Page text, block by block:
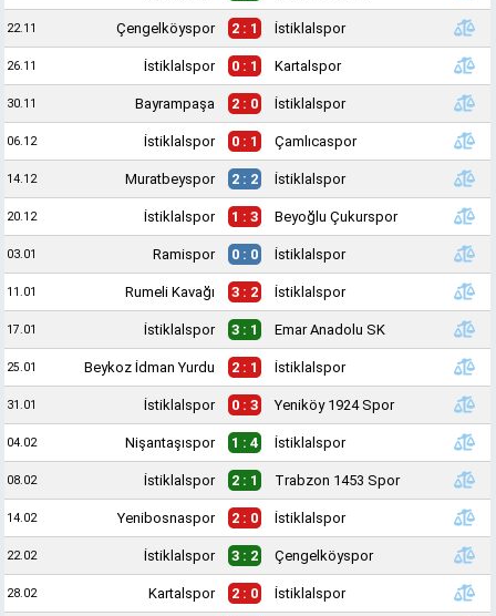
22.11 Çengelköyspor 2 : 1 İstiklalspor
26.11 İstiklalspor 0 : 1 Kartalspor
30.11 Bayrampaşa 2 : 0 İstiklalspor
06.12 İstiklalspor 0 : 1 Çamlıcaspor
14.12 Muratbeyspor 2 : 2 İstiklalspor
20.12 İstiklalspor 1 : 3 Beyoğlu Çukurspor
03.01 Ramispor 0 : 0 İstiklalspor
11.01 Rumeli Kavağı 3 : 2 İstiklalspor
17.01 İstiklalspor 3 : 1 Emar Anadolu SK
25.01 Beykoz İdman Yurdu 2 : 1 İstiklalspor
31.01 İstiklalspor 0 : 3 Yeniköy 1924 Spor
04.02 Nişantaşıspor 1 : 4 İstiklalspor
08.02 İstiklalspor 2 : 1 Trabzon 1453 Spor
14.02 Yenibosnaspor 2 : 0 İstiklalspor
22.02 İstiklalspor 3 : 2 Çengelköyspor
28.02 Kartalspor 2 : 0 İstiklalspor